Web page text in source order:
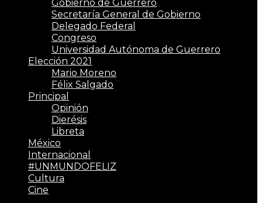
Gobierno de Guerrero
Secretaría General de Gobierno
Delegado Federal
Congreso
Universidad Autónoma de Guerrero
Elección 2021
Mario Moreno
Félix Salgado
Principal
Opinión
Dierésis
Libreta
México
Internacional
#UNMUNDOFELIZ
Cultura
Cine